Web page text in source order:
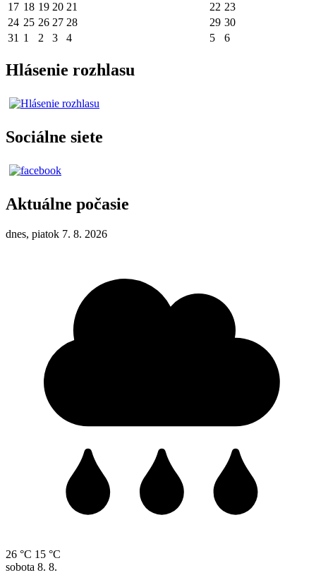
17 18 19 20 21 22 23
24 25 26 27 28 29 30
31 1 2 3 4 5 6
Hlásenie rozhlasu
Sociálne siete
Aktuálne počasie
dnes, piatok 7. 8. 2026
26 °C 15 °C
sobota 8. 8.